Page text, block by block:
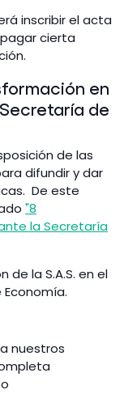
inscribir el acta
cierta
en
de
de las
difundir y dar
De este
"8
la Secretaría
la S.A.S. en el
nuestros